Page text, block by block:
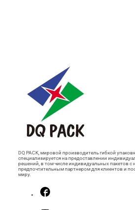
DQ PACK, мировой производитель гибкой
специализируется на предоставлении
решений, в том числе индивидуальных пакетов
предпочтительным партнером для клиентов и
миру.